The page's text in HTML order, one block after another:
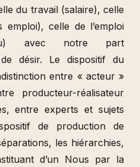
du travail (salaire), celle
celle de l’emploi
avec notre part
de désir. Le dispositif du
entre « acteur »
producteur-réalisateur
entre experts et sujets
de production de
les hiérarchies,
d’un Nous par la